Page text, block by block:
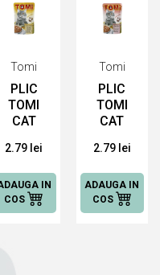
Tomi
PLIC
TOMI
CAT
PUI
IEPURE,
100
G
2.79 lei
IN
COS
Tomi
PLIC
TOMI
CAT
VITEL
CURCAN,
100
G
2.79 lei
ADAUGA IN
COS